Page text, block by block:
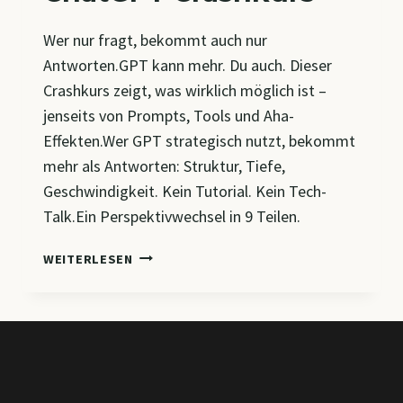
Wer nur fragt, bekommt auch nur
Antworten.GPT kann mehr. Du auch. Dieser
Crashkurs zeigt, was wirklich möglich ist –
jenseits von Prompts, Tools und Aha-
Effekten.Wer GPT strategisch nutzt, bekommt
mehr als Antworten: Struktur, Tiefe,
Geschwindigkeit. Kein Tutorial. Kein Tech-
Talk.Ein Perspektivwechsel in 9 Teilen.
WEITERLESEN CHATGPT